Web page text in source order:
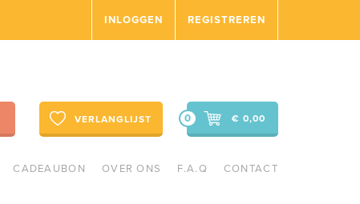
INLOGGEN REGISTREREN
VERLANGLIJST € 0,00
0
CADEAUBON OVER ONS F.A.Q CONTACT